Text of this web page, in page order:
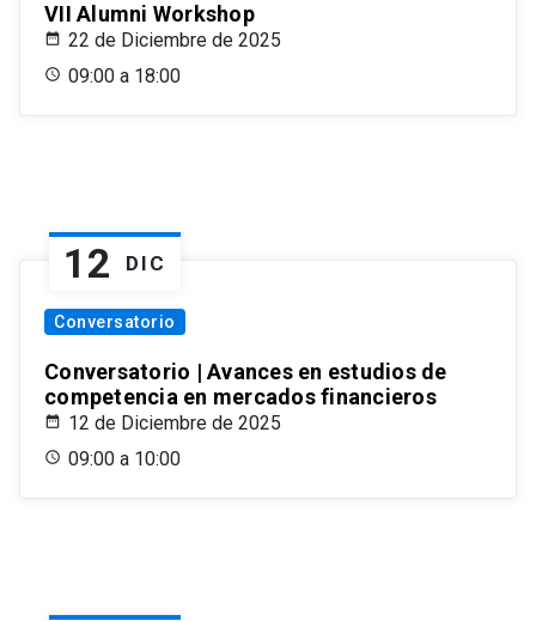
VII Alumni Workshop
22 de Diciembre de 2025
09:00 a 18:00
12 DIC
Conversatorio
Conversatorio | Avances en estudios de
competencia en mercados financieros
12 de Diciembre de 2025
09:00 a 10:00